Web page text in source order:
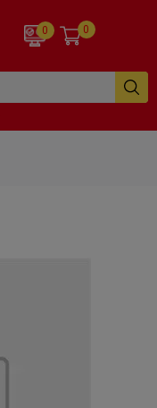
0 0